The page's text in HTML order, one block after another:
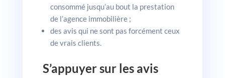
consommé jusqu’au bout la prestation
de l’agence immobilière ;
des avis qui ne sont pas forcément ceux
de vrais clients.
S’appuyer sur les avis